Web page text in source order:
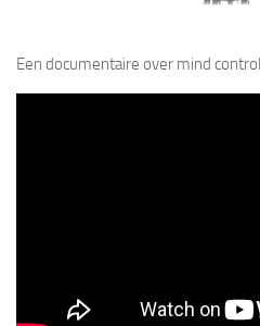
Een documentaire over mind